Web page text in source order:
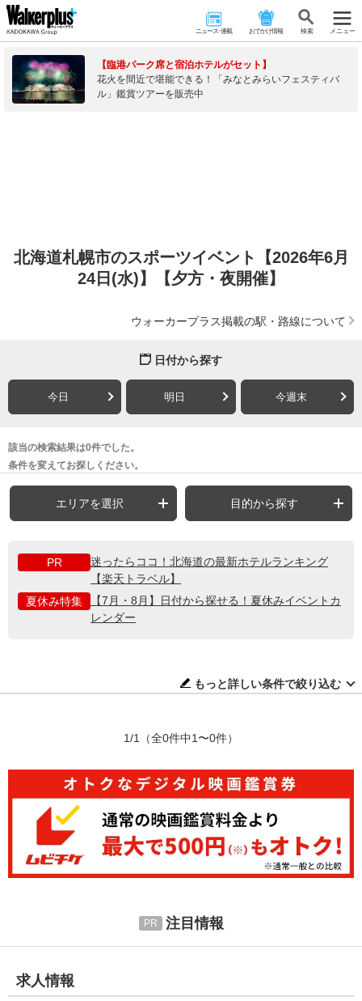
ニュース･連載 おでかけ情報 検 索 メニュー
【臨港パーク席と宿泊ホテルがセット】
花火を間近で堪能できる！「みなとみらいフェスティバ
ル」鑑賞ツアーを販売中
北海道札幌市のスポーツイベント【2026年6月
24日(水)】【夕方・夜開催】
ウォーカープラス掲載の駅・路線について
日付から探す
今日 明日 今週末
該当の検索結果は0件でした。
条件を変えてお探しください。
エリアを選択 目的から探す
PR
迷ったらココ！北海道の最新ホテルランキング
【楽天トラベル】
夏休み特集
【7月・8月】日付から探せる！夏休みイベントカ
レンダー
もっと詳しい条件で絞り込む
1/1 （全0件中1〜0件）
注目情報
求人情報